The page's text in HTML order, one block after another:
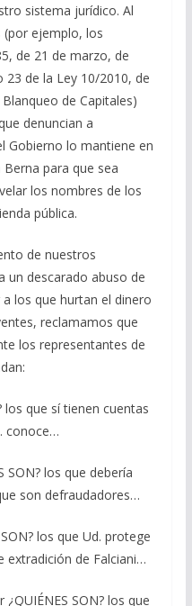
sistema jurídico. Al
(por ejemplo, los
de 21 de marzo, de
23 de la Ley 10/2010, de
de Capitales)
denuncian a
Gobierno lo mantiene en
para que sea
los nombres de los
pública.
de nuestros
un descarado abuso de
los que hurtan el dinero
reclamamos que
los representantes de
los que sí tienen cuentas
conoce…
SON? los que debería
son defraudadores…
los que Ud. protege
extradición de Falciani…
SON? los que